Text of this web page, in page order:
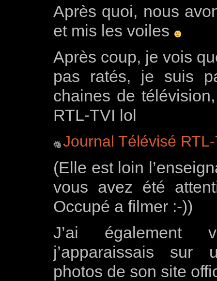
Après quoi, nous
et mis les voiles
Après coup, je vois
pas ratés, je suis
chaines de
RTL-TVI lol
Journal Télévisé
(Elle est loin
vous avez été
Occupé a filmer :-))
J’ai également
j’apparaissais sur
photos de son site